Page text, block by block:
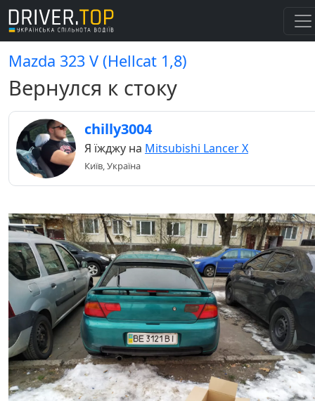
Mazda 323 V (Hellcat 1,8)
Вернулся к стоку
chilly3004
Я їжджу на Mitsubishi Lancer X
Київ, Україна